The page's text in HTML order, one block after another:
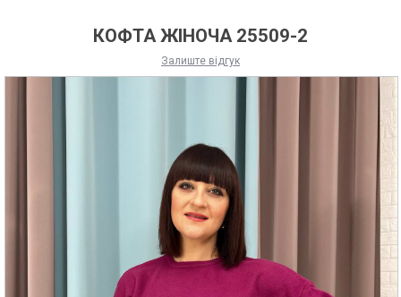
КОФТА ЖІНОЧА 25509-2
Залиште відгук